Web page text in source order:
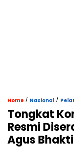
Home / Nasional /
Tongkat
Resmi
Agus Bhakti